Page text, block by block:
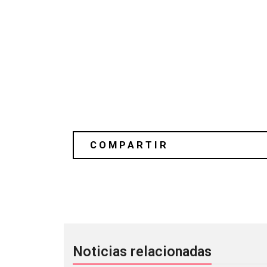
Noticias relacionadas